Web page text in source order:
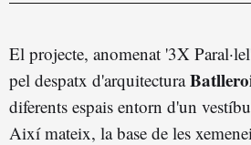
El projecte, anomenat '3X
pel despatx d'arquitectura
diferents espais entorn d'un
Així mateix, la base de les